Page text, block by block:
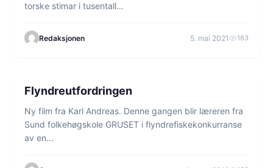
torske stimar i tusentall…
Redaksjonen 5. mai 2021 163
HAVFISKE
Flyndreutfordringen
Ny film fra Karl Andreas. Denne gangen blir læreren fra
Sund folkehøgskole GRUSET i flyndrefiskekonkurranse
av en…